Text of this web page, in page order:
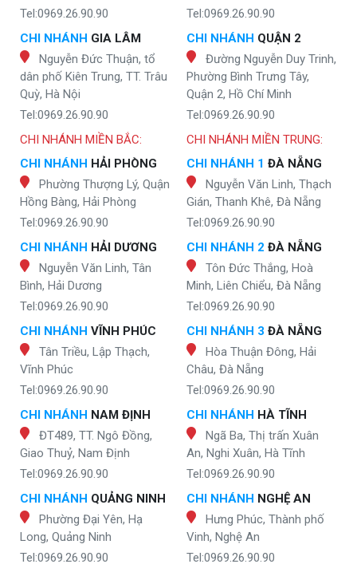
Tel:0969.26.90.90
CHI NHÁNH GIA LÂM
Nguyễn Đức Thuận, tổ
dân phố Kiên Trung, TT. Trâu
Quỳ, Hà Nội
Tel:0969.26.90.90
Tel:0969.26.90.90
CHI NHÁNH QUẬN 2
Đường Nguyễn Duy Trinh,
Phường Bình Trưng Tây,
Quận 2, Hồ Chí Minh
Tel:0969.26.90.90
CHI NHÁNH MIỀN BẮC:
CHI NHÁNH HẢI PHÒNG
Phường Thượng Lý, Quận
Hồng Bàng, Hải Phòng
Tel:0969.26.90.90
CHI NHÁNH HẢI DƯƠNG
Nguyễn Văn Linh, Tân
Bình, Hải Dương
Tel:0969.26.90.90
CHI NHÁNH VĨNH PHÚC
Tân Triều, Lập Thạch,
Vĩnh Phúc
Tel:0969.26.90.90
CHI NHÁNH NAM ĐỊNH
ĐT489, TT. Ngô Đồng,
Giao Thuỷ, Nam Định
Tel:0969.26.90.90
CHI NHÁNH QUẢNG NINH
Phường Đại Yên, Hạ
Long, Quảng Ninh
Tel:0969.26.90.90
CHI NHÁNH MIỀN TRUNG:
CHI NHÁNH 1 ĐÀ NẴNG
Nguyễn Văn Linh, Thạch
Gián, Thanh Khê, Đà Nẵng
Tel:0969.26.90.90
CHI NHÁNH 2 ĐÀ NẴNG
Tôn Đức Thắng, Hoà
Minh, Liên Chiểu, Đà Nẵng
Tel:0969.26.90.90
CHI NHÁNH 3 ĐÀ NẴNG
Hòa Thuận Đông, Hải
Châu, Đà Nẵng
Tel:0969.26.90.90
CHI NHÁNH HÀ TĨNH
Ngã Ba, Thị trấn Xuân
An, Nghi Xuân, Hà Tĩnh
Tel:0969.26.90.90
CHI NHÁNH NGHỆ AN
Hưng Phúc, Thành phố
Vinh, Nghệ An
Tel:0969.26.90.90